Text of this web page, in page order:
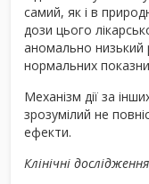
самий, як і в
дози цього
аномально низький
нормальних
Механізм дії за
зрозумілий не
ефекти.
Клінічні дослідження